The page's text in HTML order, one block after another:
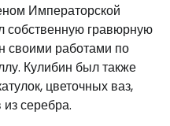
Императорской
собственную гравюрную
своими работами по
Кулибин был также
цветочных ваз,
серебра.